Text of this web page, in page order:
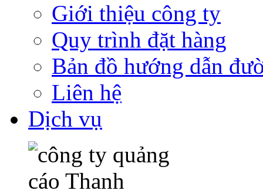
Giới thiệu công ty
Quy trình đặt hàng
Bản đồ hướng dẫn
Liên hệ
Dịch vụ